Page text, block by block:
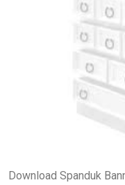
Download Spanduk